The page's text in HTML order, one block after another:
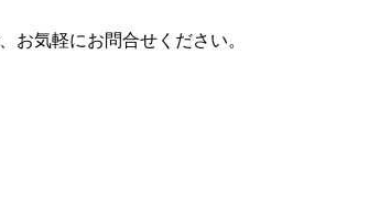
お気軽にお問合せください。